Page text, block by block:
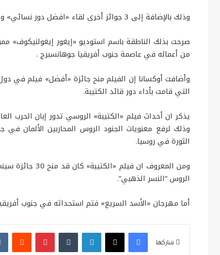
وذلك بالإضافة إلى 3 جوائز أخرى لقاء «افضل دور نسائي» و«أفضل صوت» و«أفضل فيلم في دول بريكس».
صرحت بذلك الناطقة باسم استوديو «إيغور إيغولنيكوف»
من أعماله في عاصمة جنوب أفريقيا جوهانسبرج .
وأضافت أوكسانا إن الفيلم منح جائزة «أفضل» فيلم في
التي قامت بأداء دور قائد الكتيبة.
يذكر ان أحداث فيلم «الكتيبة» الروسي تدور إبان الحرب
الثورة في روسيا.
ومن المعروف ان
الروس “النسر الذهبي”.
أما مهرجان «الأسد السريع» فتم استحداثه في جنوب
شاركها
فيسبوكX لينكدإن بينتيريست